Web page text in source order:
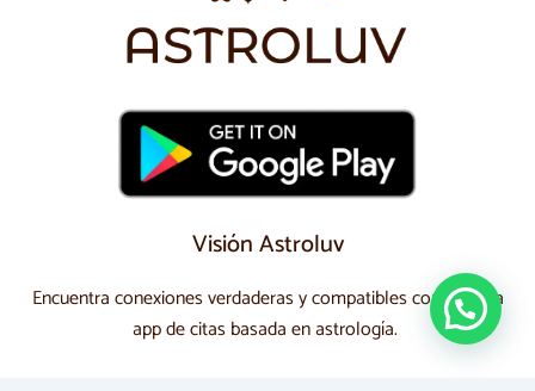
Visión Astroluv
Encuentra conexiones verdaderas y compatibles con nuestra
app de citas basada en astrología.